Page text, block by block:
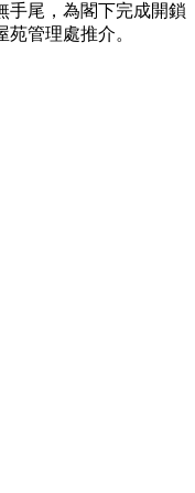
手尾，為閣下完成開鎖
管理處推介。